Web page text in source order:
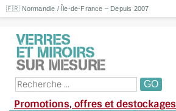
🇫🇷 Normandie / Île-de-France – Depuis 2007
Promotions, offres et destockages